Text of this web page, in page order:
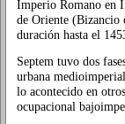
Imperio Romano en
de Oriente (Bizancio
duración hasta el
Septem tuvo dos
urbana
lo acontecido en
ocupacional